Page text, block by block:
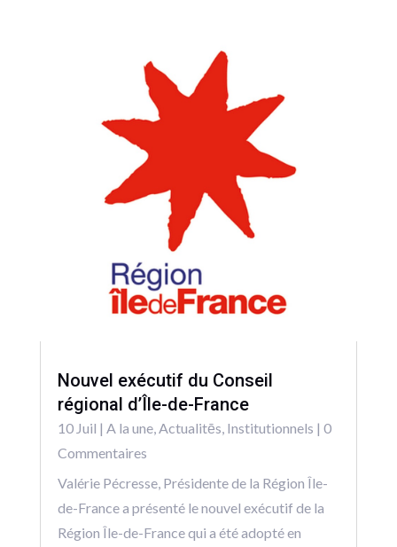
Nouvel exécutif du Conseil
régional d’Île-de-France
10 Juil | A la une, Actualitēs Institutionnels | 0
Commentaires
Valérie Pécresse, Présidente de la Région Île-
de-France a présenté le nouvel exécutif de la
Région Île-de-France qui a été adopté en